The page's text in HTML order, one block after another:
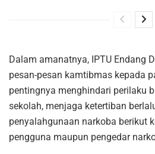
Dalam amanatnya, IPTU Endang
pesan-pesan kamtibmas kepada
pentingnya menghindari perilaku
sekolah, menjaga ketertiban
penyalahgunaan narkoba berikut
pengguna maupun pengedar